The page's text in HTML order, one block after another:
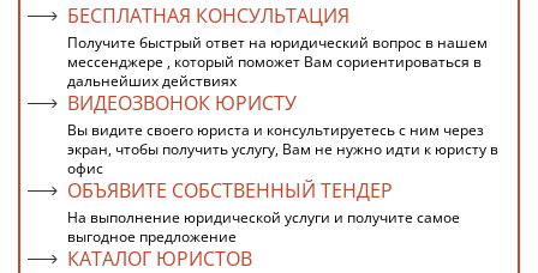
БЕСПЛАТНАЯ КОНСУЛЬТАЦИЯ
Получите быстрый ответ на юридический вопрос в нашем
мессенджере , который поможет Вам сориентироваться в
дальнейших действиях
ВИДЕОЗВОНОК ЮРИСТУ
Вы видите своего юриста и консультируетесь с ним через
экран, чтобы получить услугу, Вам не нужно идти к юристу в
офис
ОБЪЯВИТЕ СОБСТВЕННЫЙ ТЕНДЕР
На выполнение юридической услуги и получите самое
выгодное предложение
КАТАЛОГ ЮРИСТОВ